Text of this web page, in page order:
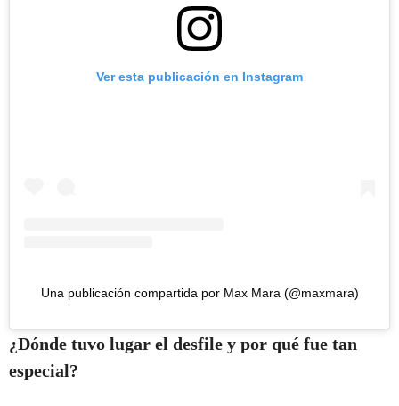
Ver esta publicación en Instagram
Una publicación compartida por Max Mara (@maxmara)
¿Dónde tuvo lugar el desfile y por qué fue tan
especial?